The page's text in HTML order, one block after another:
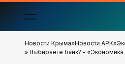
Новости Крыма»Новости АРК»
» Выбираете банк? -